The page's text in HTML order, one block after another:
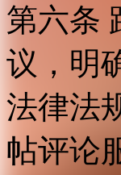
第六条
议，明
法律法
帖评论